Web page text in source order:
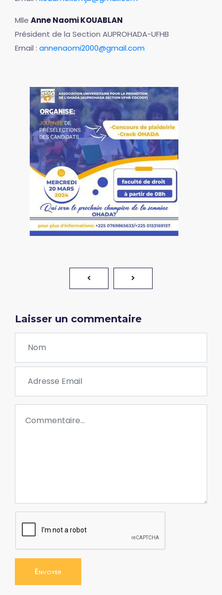
Mlle Anne Naomi KOUABLAN
Président de la Section AUPROHADA-UFHB
Email : annenaomi2000@gmail.com
Laisser un commentaire
Envoyer